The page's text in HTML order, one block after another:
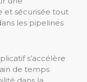
et sécurisée tout
les pipelines
s’accélère
de temps